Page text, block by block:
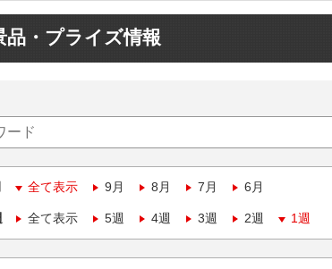
品・プライズ情報
全て表示 9月 8月 7月 6月
全て表示 5週 4週 3週 2週 1週